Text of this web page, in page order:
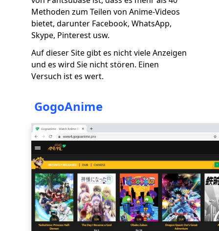
Methoden zum Teilen von Anime-Videos
bietet, darunter Facebook, WhatsApp,
Skype, Pinterest usw.
Auf dieser Site gibt es nicht viele Anzeigen
und es wird Sie nicht stören. Einen
Versuch ist es wert.
GogoAnime